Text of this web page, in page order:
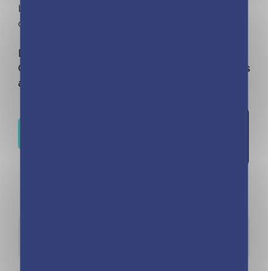
bague magique a disparu. Y aurait-il un voleur au
château ? Les princesses mènent l'enquête…
Dès 6 ans. À lire seul(e) ou accompagné(e).
Chaque tome peut être lu indépendamment des
autres.